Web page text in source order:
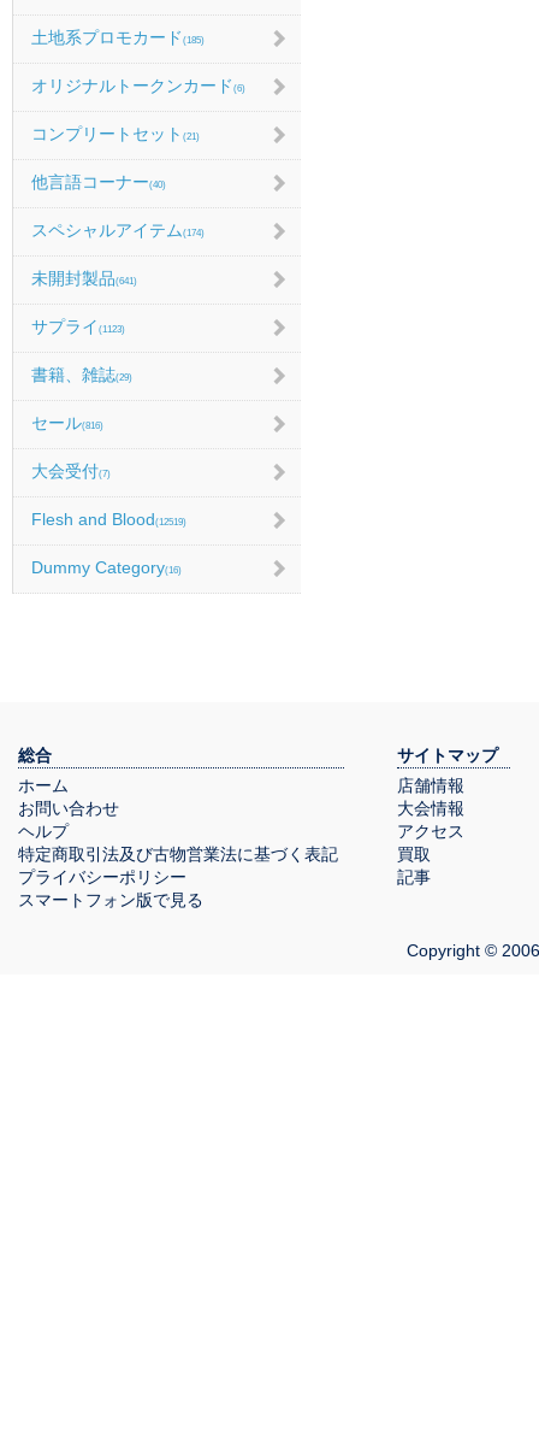
土地系プロモカード (185)
オリジナルトークンカード (6)
コンプリートセット (21)
他言語コーナー(40)
スペシャルアイテム (174)
未開封製品(641)
サプライ (1123)
書籍、雑誌(29)
セール(816)
大会受付(7)
Flesh and Blood(12519)
Dummy Category(16)
総合
ホーム
お問い合わせ
ヘルプ
特定商取引法及び古物営業法に基づく表記
プライバシーポリシー
スマートフォン版で見る
サイトマップ
店舗情報
大会情報
アクセス
買取
記事
Copyright ©